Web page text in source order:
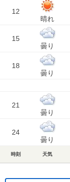
12
晴れ
15
曇り
18
曇り
21
曇り
24
曇り
時刻 天気